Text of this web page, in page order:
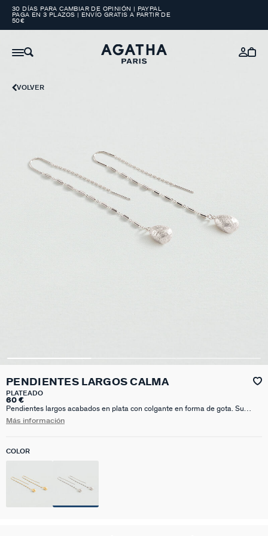
30 DÍAS PARA CAMBIAR DE OPINIÓN | PAYPAL
PAGA EN 3 PLAZOS | ENVÍO GRATIS A PARTIR DE
50€
VOLVER
PENDIENTES LARGOS CALMA
PLATEADO
60 €
Pendientes largos acabados en plata con colgante en forma de gota. Su
diseño delicado y contemporáneo los convierte en el complemento ideal para
verano de María Pombo X Agatha.
Más información
COLOR